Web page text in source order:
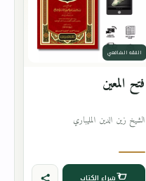
الفقه الشافعي
فتح المعين
الشيخ زين الدين المليباري
شراء الكتاب